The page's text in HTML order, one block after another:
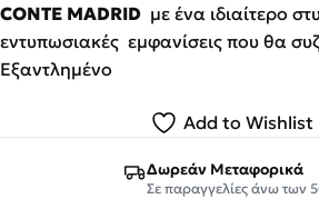
CONTE MADRID με ένα ιδιαίτερο
εντυπωσιακές εμφανίσεις που θα
Εξαντλημένο
Add to Wishlist
Δωρεάν Μεταφορικά
Σε παραγγελίες άνω των